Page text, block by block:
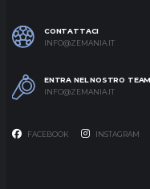
CONTATTACI
INFO@ZEMANIA.IT
ENTRA NEL NOSTRO TEAM
INFO@ZEMANIA.IT
FACEBOOK INSTAGRAM